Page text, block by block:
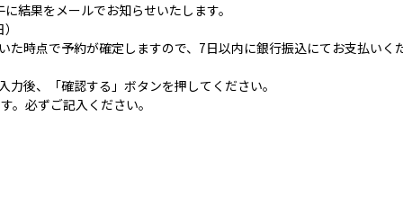
結果をメールでお知らせいたします。
た時点で予約が確定しますので、7日以内に銀行振込にてお支払いく
力後、「確認する」ボタンを押してください。
。必ずご記入ください。